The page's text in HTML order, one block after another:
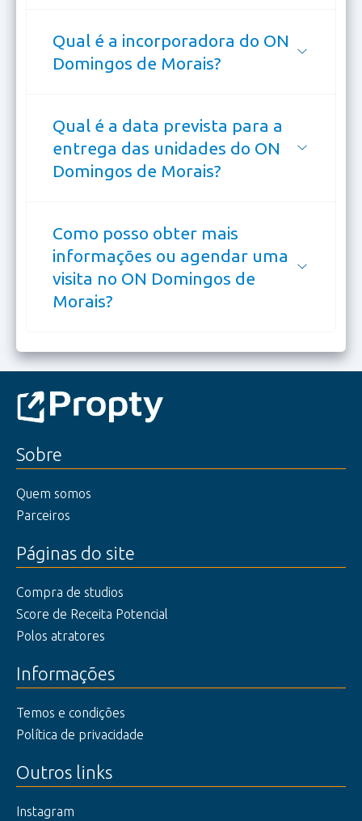
Qual é a incorporadora do ON
Domingos de Morais?
Qual é a data prevista para a
entrega das unidades do ON
Domingos de Morais?
Como posso obter mais
informações ou agendar uma
visita no ON Domingos de
Morais?
Sobre
Quem somos
Parceiros
Páginas do site
Compra de studios
Score de Receita Potencial
Polos atratores
Informações
Temos e condições
Política de privacidade
Outros links
Instagram